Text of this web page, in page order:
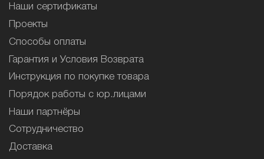
Наши сертификаты
Проекты
Способы оплаты
Гарантия и Условия Возврата
Инструкция по покупке товара
Порядок работы с юр.лицами
Наши партнёры
Сотрудничество
Доставка